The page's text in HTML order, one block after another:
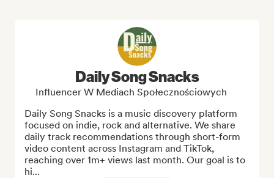
Daily Song Snacks
Influencer W Mediach Społecznościowych
Daily Song Snacks is a music discovery platform
focused on indie, rock and alternative. We share
daily track recommendations through short-form
video content across Instagram and TikTok,
reaching over 1m+ views last month. Our goal is to
hi...